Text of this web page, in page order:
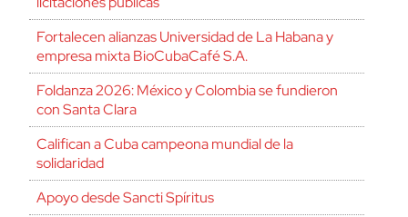
Fortalecen alianzas Universidad de La Habana y
empresa mixta BioCubaCafé S.A.
Foldanza 2026: México y Colombia se fundieron
con Santa Clara
Califican a Cuba campeona mundial de la
solidaridad
Apoyo desde Sancti Spíritus